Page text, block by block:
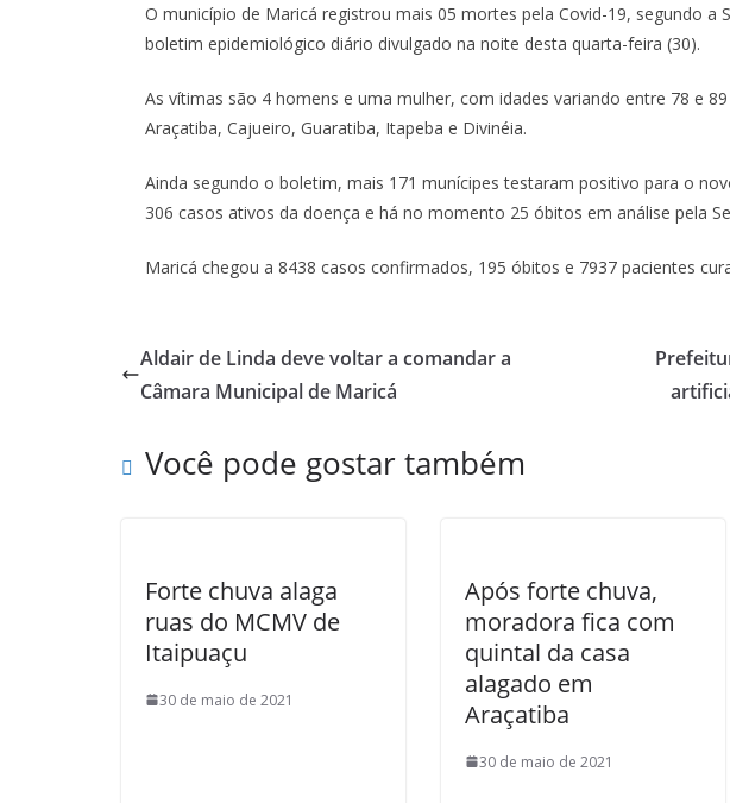
O município de Maricá registrou mais 05 mortes pela Covid-19, segundo a
boletim epidemiológico diário divulgado na noite desta quarta-feira (30).
As vítimas são 4 homens e uma mulher, com idades variando entre 78 e
Araçatiba, Cajueiro, Guaratiba, Itapeba e Divinéia.
Ainda segundo o boletim, mais 171 munícipes testaram positivo para o
306 casos ativos da doença e há no momento 25 óbitos em análise pela
Maricá chegou a 8438 casos confirmados, 195 óbitos e 7937 pacientes
Aldair de Linda deve voltar a comandar a
Câmara Municipal de Maricá
Você pode gostar também
Forte chuva alaga
ruas do MCMV de
Itaipuaçu
30 de maio de 2021
Após forte chuva,
moradora fica com
quintal da casa
alagado em
Araçatiba
30 de maio de 2021